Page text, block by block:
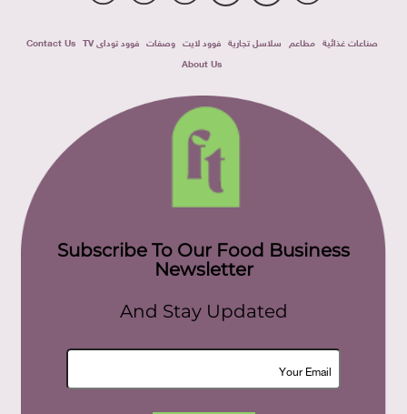
صناعات غذائية مطاعم سلاسل تجارية فوود لايت وصفات فوود توداى TV
Contact Us
About Us
Subscribe To Our Food Business
Newsletter
And Stay Updated